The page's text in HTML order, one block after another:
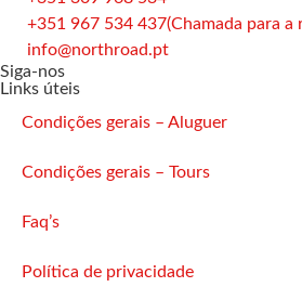
+351 967 534 437(Chamada para a
info@northroad.pt
Siga-nos
Links úteis
Condições gerais – Aluguer
Condições gerais – Tours
Faq’s
Política de privacidade